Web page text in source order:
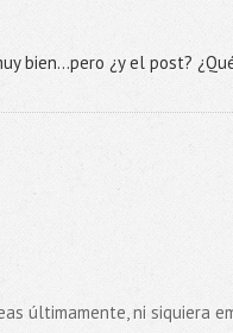
bien...pero ¿y el post?
últimamente, ni siquiera